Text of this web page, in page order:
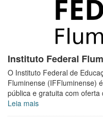
Instituto Federal
O Instituto Federal de
Fluminense (IFFluminense)
pública e gratuita com
Leia mais